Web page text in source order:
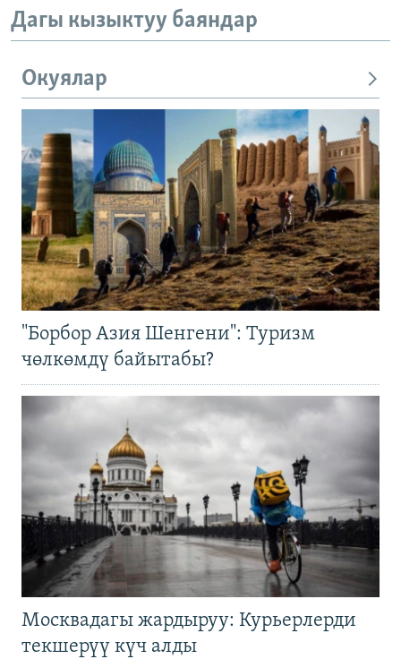
Дагы кызыктуу баяндар
Окуялар
"Борбор Азия Шенгени": Туризм
чөлкөмдү байытабы?
Москвадагы жардыруу: Курьерлерди
текшерүү күч алды